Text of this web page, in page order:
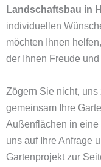
Landschaftsbau in
individuellen
möchten Ihnen
der Ihnen Freude
Zögern Sie nicht,
gemeinsam Ihre
Außenflächen in eine
uns auf Ihre Anfrage
Gartenprojekt zur